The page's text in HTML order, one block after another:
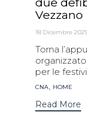
Vezzano
18 Dicembre 2025
Torna
per le
Tags
CNA, HOME
Read More